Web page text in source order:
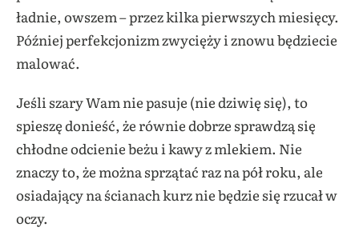
ładnie, owszem – przez kilka pierwszych miesięcy.
Później perfekcjonizm zwycięży i znowu będziecie
malować.
Jeśli szary Wam nie pasuje (nie dziwię się), to
spieszę donieść, że równie dobrze sprawdzą się
chłodne odcienie beżu i kawy z mlekiem. Nie
znaczy to, że można sprzątać raz na pół roku, ale
osiadający na ścianach kurz nie będzie się rzucał w
oczy.